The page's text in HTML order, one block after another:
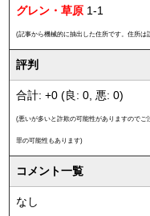
グレン・草原 1-1
(記事から機械的に抽出した住所です。住所
評判
合計: +0 (良: 0, 悪: 0)
(悪いが多いと詐欺の可能性がありますので
罪の可能性もあります)
コメント一覧
なし